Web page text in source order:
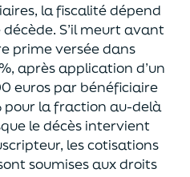
la fiscalité dépend
décède. S’il meurt avant
prime versée dans
après application d’un
euros par bénéficiaire
pour la fraction au-delà
le décès intervient
les cotisations
soumises aux droits